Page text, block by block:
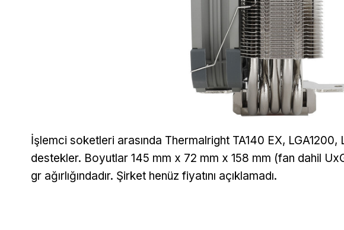
İşlemci soketleri arasında Thermalright TA140 EX, LGA1200,
destekler. Boyutlar 145 mm x 72 mm x 158 mm (fan dahil
gr ağırlığındadır. Şirket henüz fiyatını açıklamadı.